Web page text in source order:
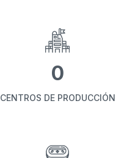
0
CENTROS DE PRODUCCIÓN